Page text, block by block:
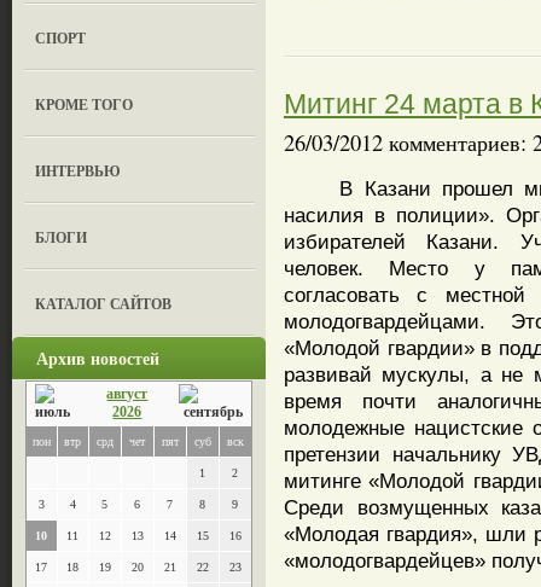
СПОРТ
КРОМЕ ТОГО
ИНТЕРВЬЮ
БЛОГИ
КАТАЛОГ САЙТОВ
Архив новостей
август
2026
пон втр срд чет пят суб вск
1 2
3 4 5 6 7 8 9
10 11 12 13 14 15 16
17 18 19 20 21 22 23
Митинг 24 марта
26/03/2012 комментариев:
В Казани прошел
насилия в полиции».
избирателей Казани.
человек. Место у
согласовать с
молодогвардейцами.
«Молодой гвардии» в
развивай мускулы, а не
время почти
молодежные нацистские
претензии начальнику
митинге «Молодой
Среди возмущенных
«Молодая гвардия», шли
«молодогвардейцев»